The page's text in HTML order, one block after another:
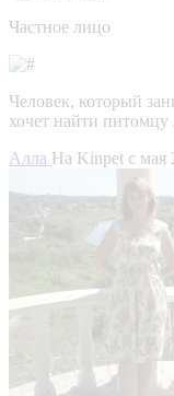
Частное лицо
Человек, который
хочет найти
Алла На Kinpet c мая